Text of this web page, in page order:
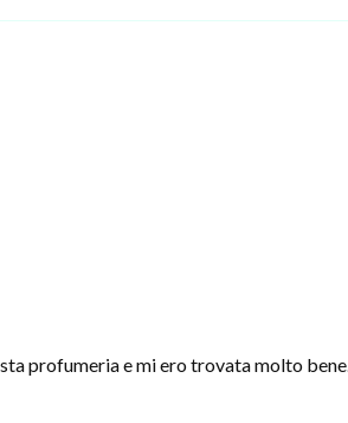
profumeria e mi ero trovata molto